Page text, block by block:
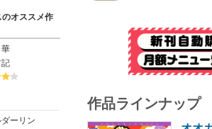
オススメ作
ーリン
作品ラインナップ